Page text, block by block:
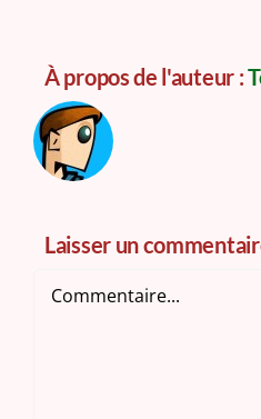
À propos de l'auteur :
Laisser un